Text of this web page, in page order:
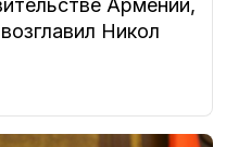
Армении,
Никол